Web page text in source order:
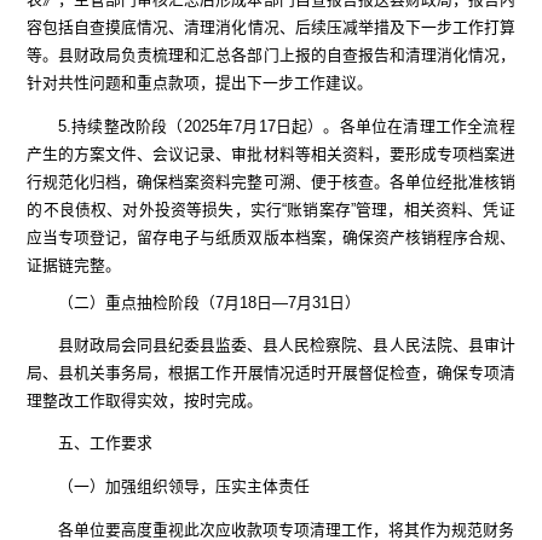
容包括自查摸底情况、清理消化情况、后续压减举措及下一步工作打算
等。县财政局负责梳理和汇总各部门上报的自查报告和清理消化情况，
针对共性问题和重点款项，提出下一步工作建议。
5. 持续整改阶段（ 2025年7月 17日起）。 各单位在清理工作全流程
产生的方案文件、会议记录、审批材料等相关资料， 要形成专项档案进
行规范化归档，确保档案资料完整可溯、便于核查。各单位经批准核销
的不良债权、对外投资等损失，实行“账销案存”管理， 相关资料、凭证
应当专项登记，留存电子与纸质双版本档案，确保资产核销程序合规、
证据链完整。
（二） 重点抽检阶段（7月 18日 —7月 31 日）
县财政局会同县纪委县监委、县 人民检察院、县 人民法院、 县审计
局、县机关事务局 ，根据工作开展情况适时开展督促检查，确保专项清
理整改工作取得实效，按时完成。
五、工作要求
（一）加强组织领导，压实主体责任
各单位要高度重视此次应收款项专项清理工作，将其作为规范财务